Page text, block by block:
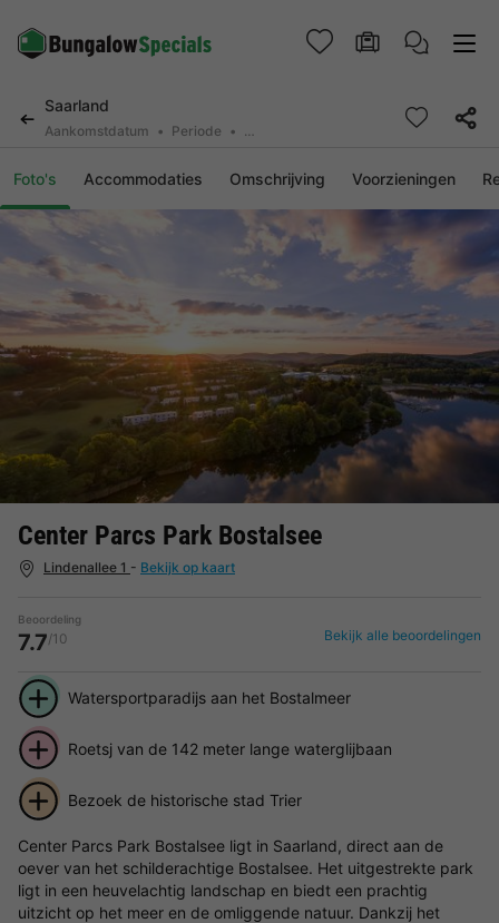
Saarland
Aankomstdatum Periode 2 deelnemers, 0 huisdier
Foto's Accommodaties Omschrijving Voorzieningen
Center Parcs Park Bostalsee
Lindenallee 1 - Bekijk op kaart
Beoordeling
7.7/10 Bekijk alle beoordelingen
Watersportparadijs aan het Bostalmeer
Roetsj van de 142 meter lange waterglijbaan
Bezoek de historische stad Trier
Center Parcs Park Bostalsee ligt in Saarland, direct aan de
oever van het schilderachtige Bostalsee. Het uitgestrekte park
ligt in een heuvelachtig landschap en biedt een prachtig
uitzicht op het meer en de omliggende natuur. Dankzij het